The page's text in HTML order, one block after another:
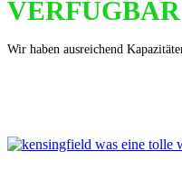
VERFÜGBAR
Wir haben ausreichend